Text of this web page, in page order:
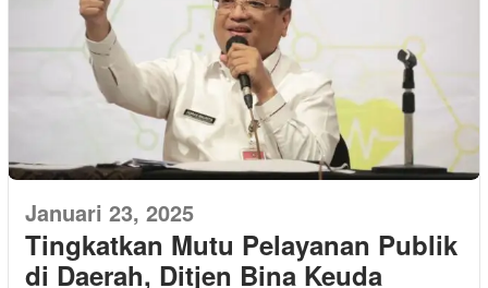
Januari 23, 2025
Tingkatkan Mutu Pelayanan Publik
di Daerah, Ditjen Bina Keuda